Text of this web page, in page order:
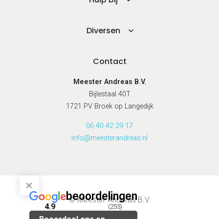
Diversen
Contact
Meester Andreas B.V.
Bijlestaal 40T
1721 PV Broek op Langedijk
06 40 42 29 17
info@meesterandreas.nl
© Meester Andreas B.V.
beoordelingen
4.9 (255)